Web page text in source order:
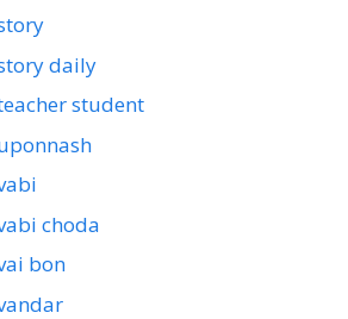
daily
student
choda
bon